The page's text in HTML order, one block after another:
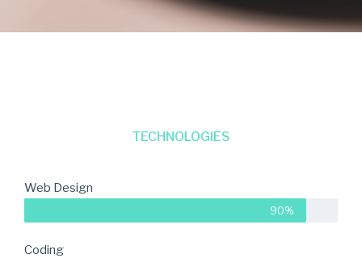
TECHNOLOGIES
Web Design
90%
Coding